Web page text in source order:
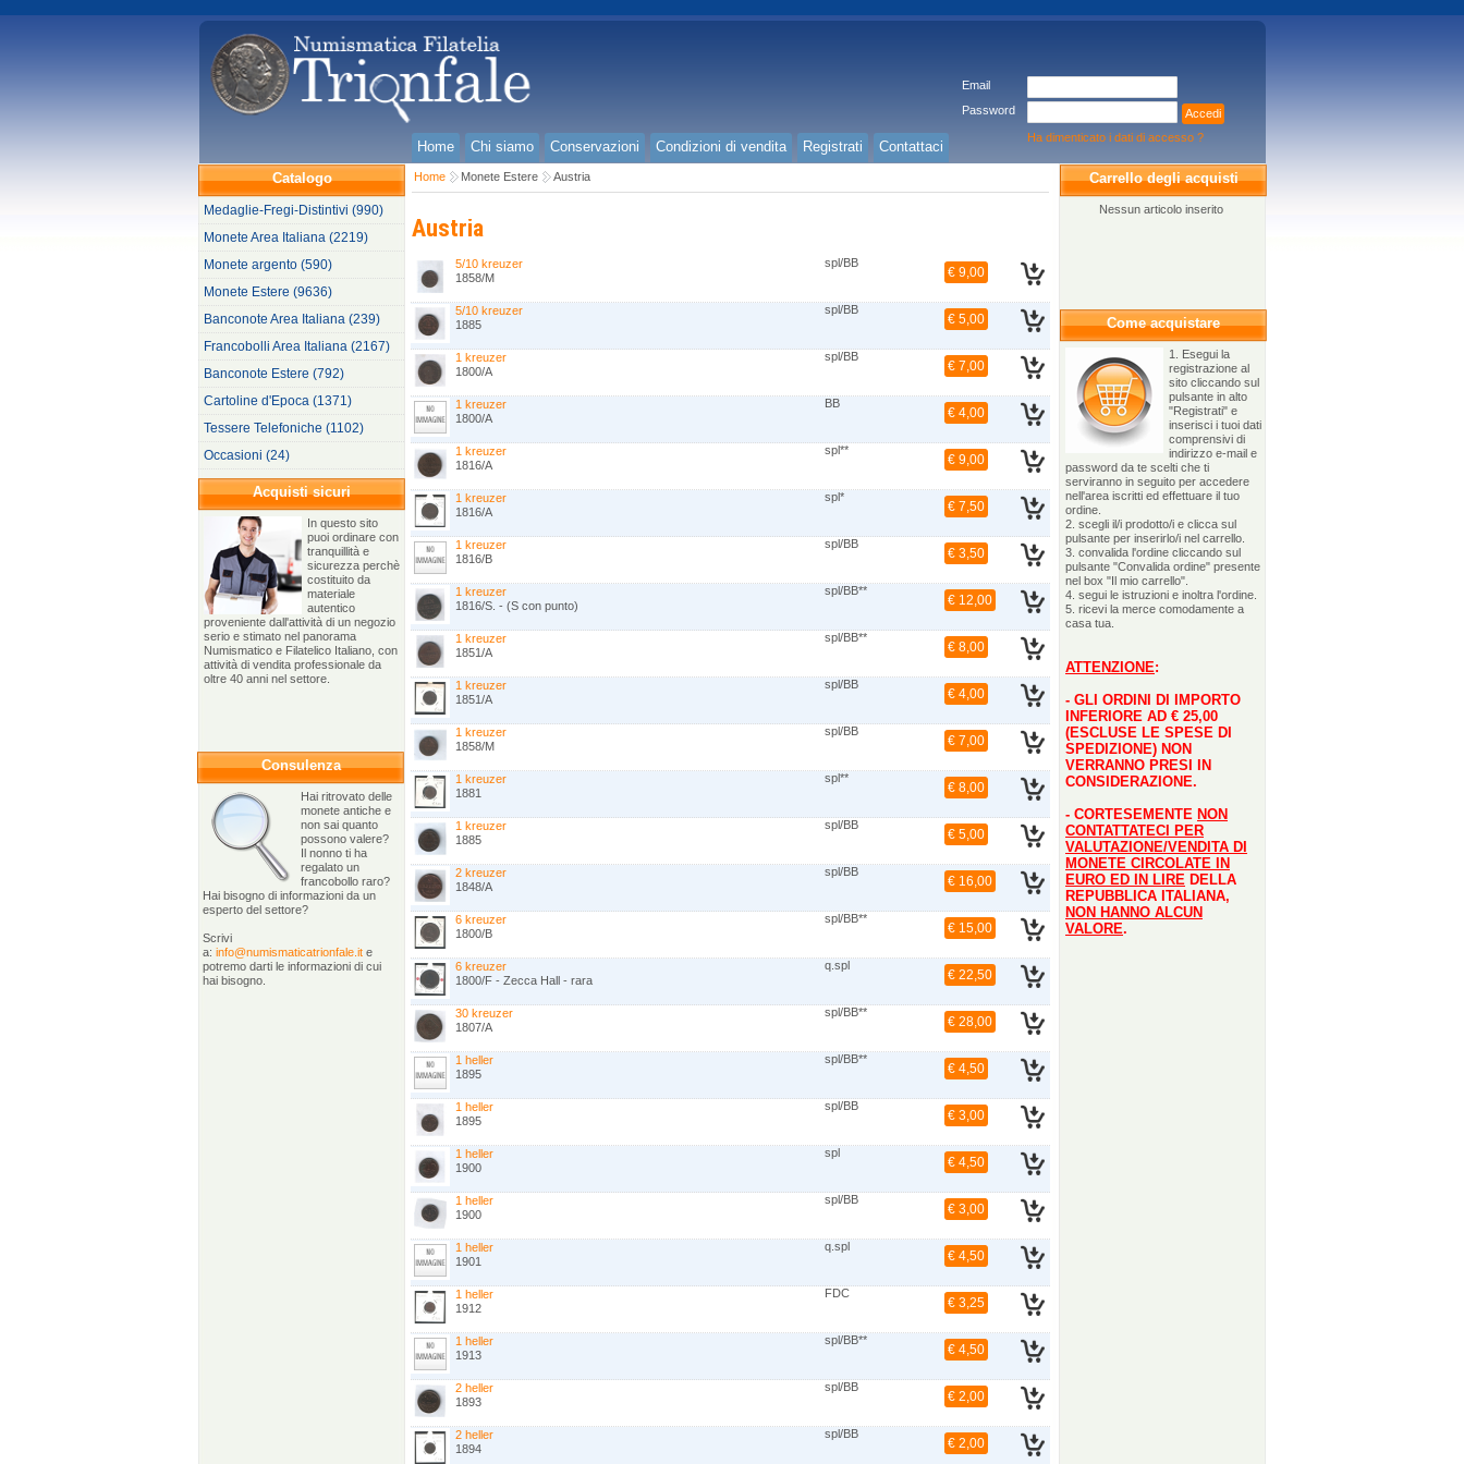
Email
Password
Accedi
Ha dimenticato i dati di accesso ?
Home Chi siamo Conservazioni Condizioni di vendita Registrati
Contattaci
Catalogo
Medaglie-Fregi-Distintivi (990)
Monete Area Italiana (2219)
Monete argento (590)
Monete Estere (9636)
Banconote Area Italiana (239)
Francobolli Area Italiana (2167)
Banconote Estere (792)
Cartoline d'Epoca (1371)
Tessere Telefoniche (1102)
Occasioni (24)
Acquisti sicuri
In questo sito
puoi ordinare con
tranquillità e
sicurezza perchè
costituito da
materiale
autentico
proveniente dall'attività di un negozio
serio e stimato nel panorama
Numismatico e Filatelico Italiano, con
attività di vendita professionale da
oltre 40 anni nel settore.
Consulenza
Hai ritrovato delle
monete antiche e
non sai quanto
possono valere?
Il nonno ti ha
regalato un
francobollo raro?
Hai bisogno di informazioni da un
esperto del settore?
Scrivi
a: info@numismaticatrionfale.it e
potremo darti le informazioni di cui
hai bisogno.
Carrello degli acquisti
Nessun articolo inserito
Come acquistare
1. Esegui la
registrazione al
sito cliccando sul
pulsante in alto
"Registrati" e
inserisci i tuoi dati
comprensivi di
indirizzo e-mail e
password da te scelti che ti
serviranno in seguito per accedere
nell'area iscritti ed effettuare il tuo
ordine.
2. scegli il/i prodotto/i e clicca sul
pulsante per inserirlo/i nel carrello.
3. convalida l'ordine cliccando sul
pulsante "Convalida ordine" presente
nel box "Il mio carrello".
4. segui le istruzioni e inoltra l'ordine.
5. ricevi la merce comodamente a
casa tua.
ATTENZIONE:
- GLI ORDINI DI IMPORTO
INFERIORE AD € 25,00
(ESCLUSE LE SPESE DI
SPEDIZIONE) NON
VERRANNO PRESI IN
CONSIDERAZIONE.
- CORTESEMENTE NON
CONTATTATECI PER
VALUTAZIONE/VENDITA DI
MONETE CIRCOLATE IN
EURO ED IN LIRE DELLA
REPUBBLICA ITALIANA,
NON HANNO ALCUN
VALORE.
Home Monete Estere Austria
Austria
5/10 kreuzer
spl/BB
1858/M
€ 9,00
5/10 kreuzer
spl/BB
1885
€ 5,00
1 kreuzer
spl/BB
1800/A
€ 7,00
1 kreuzer
BB
1800/A
€ 4,00
1 kreuzer
spl**
1816/A
€ 9,00
1 kreuzer
spl*
1816/A
€ 7,50
1 kreuzer
spl/BB
1816/B
€ 3,50
1 kreuzer
spl/BB**
1816/S. - (S con punto)
€ 12,00
1 kreuzer
spl/BB**
1851/A
€ 8,00
1 kreuzer
spl/BB
1851/A
€ 4,00
1 kreuzer
spl/BB
1858/M
€ 7,00
1 kreuzer
spl**
1881
€ 8,00
1 kreuzer
spl/BB
1885
€ 5,00
2 kreuzer
spl/BB
1848/A
€ 16,00
6 kreuzer
spl/BB**
1800/B
€ 15,00
6 kreuzer
q.spl
1800/F - Zecca Hall - rara
€ 22,50
30 kreuzer
spl/BB**
1807/A
€ 28,00
1 heller
spl/BB**
1895
€ 4,50
1 heller
spl/BB
1895
€ 3,00
1 heller
spl
1900
€ 4,50
1 heller
spl/BB
1900
€ 3,00
1 heller
q.spl
1901
€ 4,50
1 heller
FDC
1912
€ 3,25
1 heller
spl/BB**
1913
€ 4,50
2 heller
spl/BB
1893
€ 2,00
2 heller
spl/BB
1894
€ 2,00